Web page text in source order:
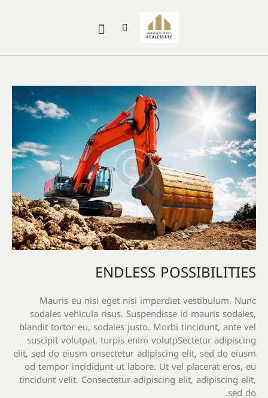
ENDLESS POSSIBILITIES
Mauris eu nisi eget nisi imperdiet vestibulum. Nunc
sodales vehicula risus. Suspendisse id mauris sodales,
blandit tortor eu, sodales justo. Morbi tincidunt, ante vel
suscipit volutpat, turpis enim volutpSectetur adipiscing
elit, sed do eiusm onsectetur adipiscing elit, sed do eiusm
od tempor incididunt ut labore. Ut vel placerat eros, eu
tincidunt velit. Consectetur adipiscing elit, adipiscing elit,
sed do.